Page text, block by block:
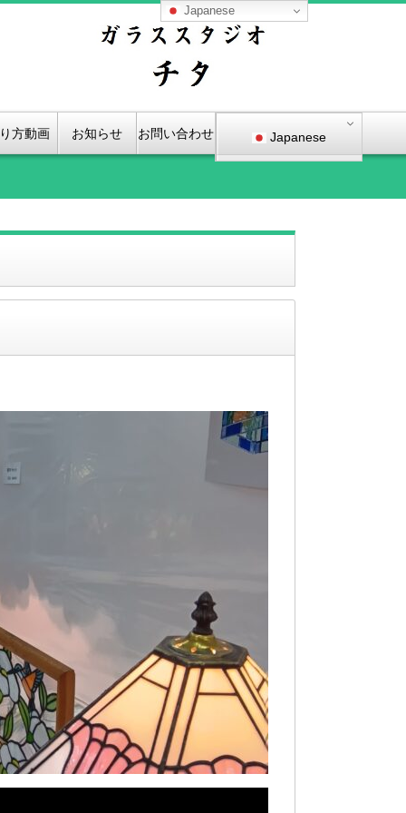
方動画 お知らせ お問い合わせ Japanese
Japanese